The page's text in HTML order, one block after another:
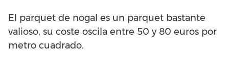
El parquet de nogal es un parquet bastante
valioso, su coste oscila entre 50 y 80 euros por
metro cuadrado.